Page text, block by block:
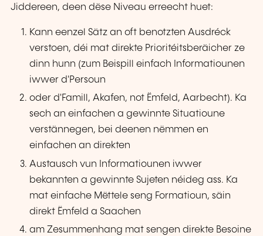
Jiddereen, deen dëse Niveau erreecht huet:
Kann eenzel Sätz an oft benotzten Ausdréck
verstoen, déi mat direkte Prioritéitsberäicher ze
dinn hunn (zum Beispill einfach Informatiounen
iwwer d'Persoun
oder d'Famill, Akafen, not Ëmfeld, Aarbecht). Ka
sech an einfachen a gewinnte Situatioune
verstännegen, bei deenen nëmmen en
einfachen an direkten
Austausch vun Informatiounen iwwer
bekannten a gewinnte Sujeten néideg ass. Ka
mat einfache Mëttele seng Formatioun, säin
direkt Ëmfeld a Saachen
am Zesummenhang mat sengen direkte Besoine